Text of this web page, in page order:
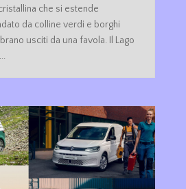
che si estende
da colline verdi e borghi
usciti da una favola. Il Lago